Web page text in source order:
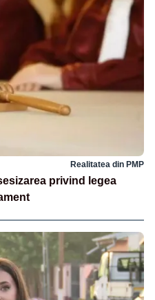
Realitatea din PMP
privind legea